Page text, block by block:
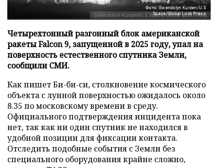
Фото: Gwendolyn Kurzen/U.S
Space/Global Look Press
Четырехтонный разгонный блок американской
ракеты Falcon 9, запущенной в 2025 году, упал на
поверхность естественного спутника Земли,
сообщили СМИ.
Как пишет Би-би-си, столкновение космического
объекта с лунной поверхностью ожидалось около
8.35 по московскому времени в среду.
Официального подтверждения инцидента пока
нет, так как ни один спутник не находился в
удобной позиции для фиксации контакта.
Отследить подобные события с Земли без
специального оборудования крайне сложно,